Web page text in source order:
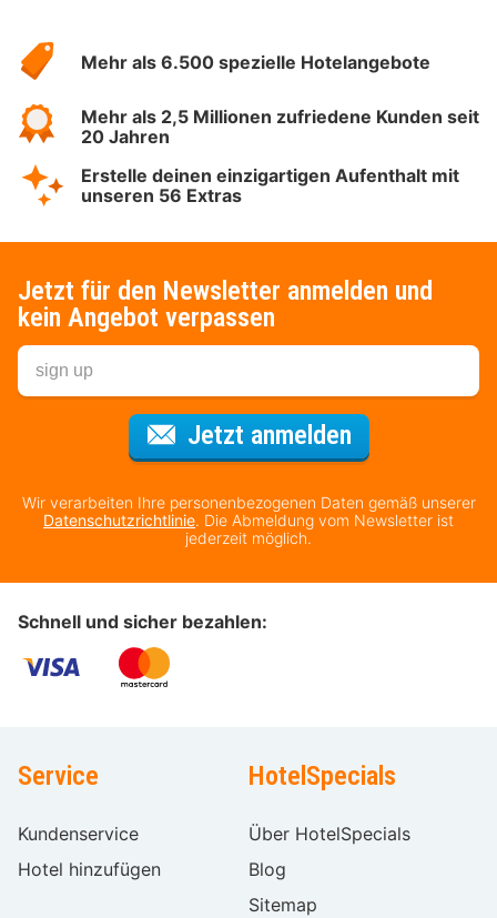
Hotelspecials
Mehr als 6.500 spezielle Hotelangebote
Mehr als 2,5 Millionen zufriedene Kunden seit
20 Jahren
Erstelle deinen einzigartigen Aufenthalt mit
unseren 56 Extras
Jetzt für den Newsletter anmelden und
kein Angebot verpassen
Jetzt anmeldenFür den
Wir verarbeiten Ihre personenbezogenen Daten gemäß unserer
Datenschutzrichtlinie. Die Abmeldung vom Newsletter ist
jederzeit möglich.
Schnell und sicher bezahlen:
Service
Kundenservice
Hotel hinzufügen
HotelSpecials
Über HotelSpecials
Blog
Sitemap